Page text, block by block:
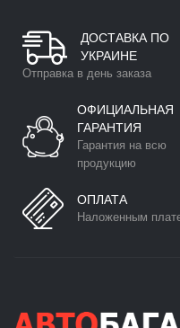
ДОСТАВКА ПО
УКРАИНЕ
Отправка в день заказа
ОФИЦИАЛЬНАЯ
ГАРАНТИЯ
Гарантия на всю
продукцию
ОПЛАТА
Наложенным